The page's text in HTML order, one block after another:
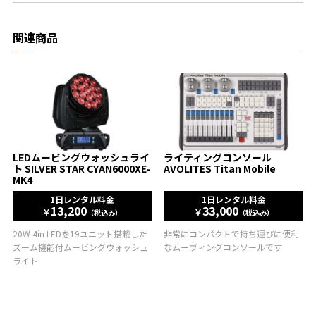
関連商品
LEDムービングウォッシュライ
ト SILVER STAR CYAN6000XE-
MK4
1日レンタル料金
￥13,200 （税込み）
20W 4in LEDを19ユニット搭載した
ズーム機能付ムービングウォッシュ
ライト
ライティングコンソール
AVOLITES Titan Mobile
1日レンタル料金
￥33,000（税込み）
非常にコンパクトで持ち運びに便利
なムーヴィングコンソールです